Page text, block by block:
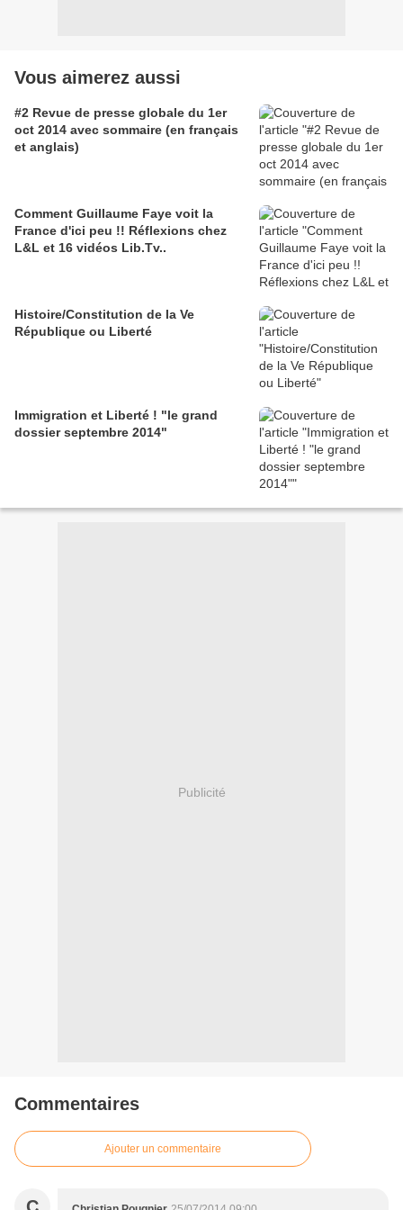
Vous aimerez aussi
#2 Revue de presse globale du 1er
oct 2014 avec sommaire (en français
et anglais)
Comment Guillaume Faye voit la
France d'ici peu !! Réflexions chez
L&L et 16 vidéos Lib.Tv..
Histoire/Constitution de la Ve
République ou Liberté
Immigration et Liberté ! "le grand
dossier septembre 2014"
Publicité
Commentaires
Ajouter un commentaire